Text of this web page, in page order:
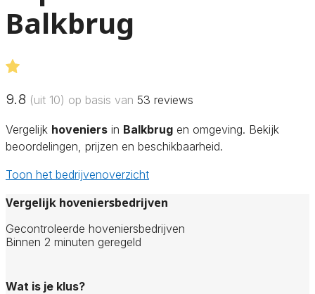
Balkbrug
9.8 (uit 10) op basis van 53 reviews
Vergelijk hoveniers in Balkbrug en omgeving. Bekijk
beoordelingen, prijzen en beschikbaarheid.
Toon het bedrijvenoverzicht
Vergelijk hoveniersbedrijven
Gecontroleerde hoveniersbedrijven
Binnen 2 minuten geregeld
Wat is je klus?